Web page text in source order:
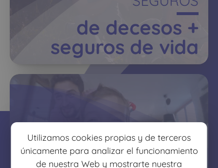
Utilizamos cookies propias y de terceros
únicamente para analizar el funcionamiento
de nuestra Web y mostrarte nuestra
de decesos +
seguros de vida
PROTECCIÓN FAMILIAR
protege lo que más